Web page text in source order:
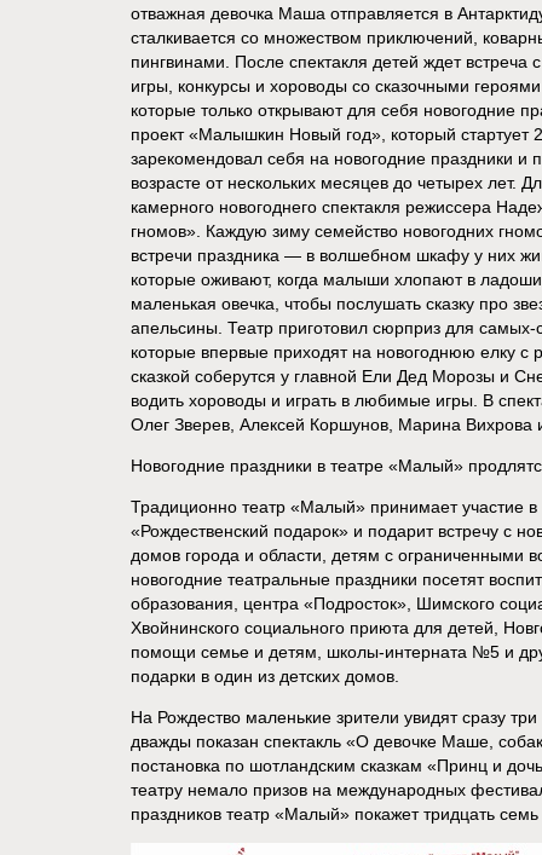
отважная девочка Маша отправляется в
сталкивается со множеством приключений,
пингвинами. После спектакля детей ждет
игры, конкурсы и хороводы со сказочными
которые только открывают для себя новогодние
проект «Малышкин Новый год», который стартует
зарекомендовал себя на новогодние праздники и
возрасте от нескольких месяцев до четырех лет.
камерного новогоднего спектакля режиссера
гномов». Каждую зиму семейство новогодних
встречи праздника — в волшебном шкафу у них
которые оживают, когда малыши хлопают в
маленькая овечка, чтобы послушать сказку про
апельсины. Театр приготовил сюрприз для
которые впервые приходят на новогоднюю елку с
сказкой соберутся у главной Ели Дед Морозы и
водить хороводы и играть в любимые игры. В
Олег Зверев, Алексей Коршунов, Марина Вихрова
Новогодние праздники в театре «Малый»
Традиционно театр «Малый» принимает участие
«Рождественский подарок» и подарит встречу с
домов города и области, детям с ограниченными
новогодние театральные праздники посетят
образования, центра «Подросток», Шимского
Хвойнинского социального приюта для детей,
помощи семье и детям, школы-интерната №5 и
подарки в один из детских домов.
На Рождество маленькие зрители увидят сразу
дважды показан спектакль «О девочке Маше,
постановка по шотландским сказкам «Принц и
театру немало призов на международных
праздников театр «Малый» покажет тридцать семь